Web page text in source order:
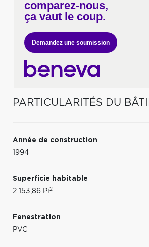
comparez-nous,
ça vaut le coup.
Demandez une soumission
PARTICULARITÉS DU
Année de construction
1994
Superficie habitable
2 153,86 Pi2
Fenestration
PVC